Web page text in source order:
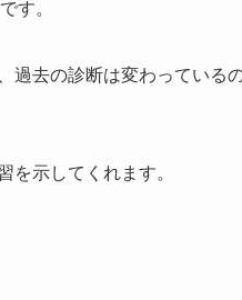
す。
過去の診断は変わっている
を示してくれます。